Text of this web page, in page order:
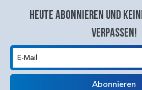
Heute abonnieren und
verpassen!
E-Mail
Abonnieren